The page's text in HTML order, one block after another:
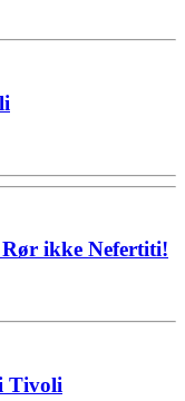
ikke Nefertiti!
Tivoli